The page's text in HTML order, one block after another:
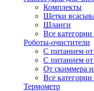
Комплекты
Щетки
Шланги
Все категории
Роботы-очистители
С питанием
С питанием
От скиммера
Все категории
Термометр